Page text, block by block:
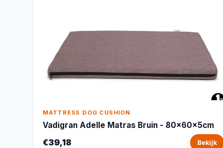
MATTRESS DOG CUSHION
Vadigran Adelle Matras Bruin - 80x60x5cm
€39,18 Bekijk